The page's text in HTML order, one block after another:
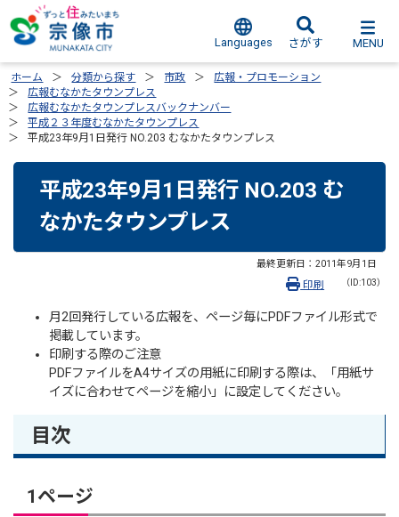
Languages さがす MENU
ホーム 分類から探す 市政
広報・プロモーション
広報むなかたタウンプレス
広報むなかたタウンプレスバックナンバー
平成２３年度むなかたタウンプレス
平成23年9月1日発行 NO.203 むなかたタウンプレス
平成23年9月1日発行 NO.203 む
なかたタウンプレス
最終更新日： 2011年9月1日
（ID:103）
印刷
月2回発行している広報を、ページ毎にPDFファイル形式で
掲載しています。
印刷する際のご注意
PDFファイルをA4サイズの用紙に印刷する際は、「用紙サ
イズに合わせてページを縮小」に設定してください。
目次
1ページ